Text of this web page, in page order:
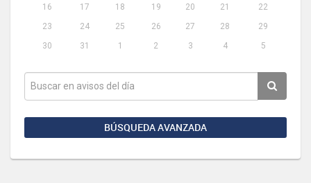
16
17 18 19 20 21
22
23
24 25 26 27 28
29
30
31 1 2 3 4 5
BÚSQUEDA AVANZADA